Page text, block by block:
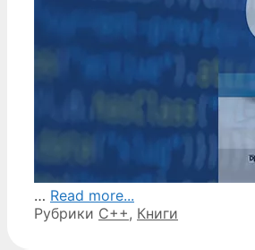
… Read more...
Рубрики C++, Книги